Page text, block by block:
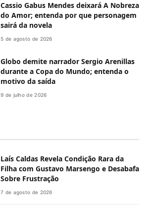
Cassio Gabus Mendes deixará A Nobreza
do Amor; entenda por que personagem
sairá da novela
5 de agosto de 2026
Globo demite narrador Sergio Arenillas
durante a Copa do Mundo; entenda o
motivo da saída
9 de julho de 2026
Laís Caldas Revela Condição Rara da
Filha com Gustavo Marsengo e Desabafa
Sobre Frustração
7 de agosto de 2026